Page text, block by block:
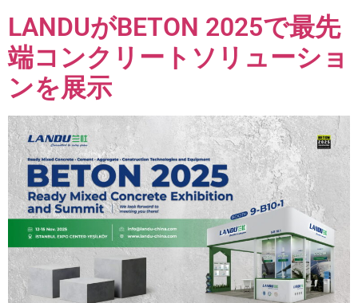
LANDUがBETON 2025で最先
端コンクリートソリューショ
ンを展示